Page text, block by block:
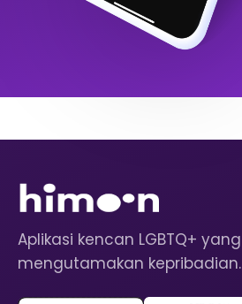
Aplikasi kencan LGBTQ+ yang
mengutamakan kepribadian.